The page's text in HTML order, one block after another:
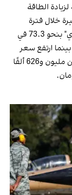
الطاقة
خلال فترة
قصيرة. فقد ارتفع سعر مسحوق بروتين "واي" بنحو 73.3 في
و687 ألف تومان، بينما ارتفع سعر
مسحوق الكربوهيدرات بنحو 59 في المائة من مليون و626 ألفًا